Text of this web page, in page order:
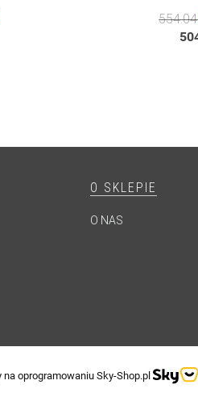
554.04
O SKLEPIE
O NAS
oprogramowaniu Sky-Shop.pl